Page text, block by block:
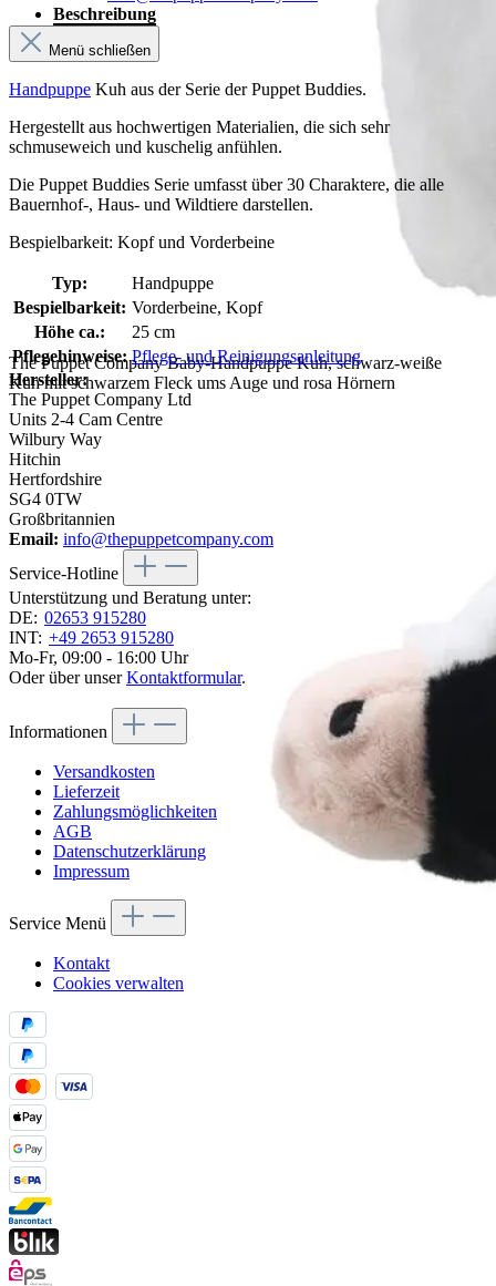
The Puppet Company Baby-Handpuppe Kuh, schwarz-weiße
Kuh mit schwarzem Fleck ums Auge und rosa Hörnern
Beschreibung
Menü schließen
Handpuppe Kuh aus der Serie der Puppet Buddies.
Hergestellt aus hochwertigen Materialien, die sich sehr
schmuseweich und kuschelig anfühlen.
Die Puppet Buddies Serie umfasst über 30 Charaktere, die alle
Bauernhof-, Haus- und Wildtiere darstellen.
Bespielbarkeit: Kopf und Vorderbeine
Typ:
Handpuppe
Bespielbarkeit: Vorderbeine, Kopf
Höhe ca.:
25 cm
Pflegehinweise: Pflege- und Reinigungsanleitung
Hersteller:
The Puppet Company Ltd
Units 2-4 Cam Centre
Wilbury Way
Hitchin
Hertfordshire
SG4 0TW
Großbritannien
Email: info@thepuppetcompany.com
Service-Hotline
Unterstützung und Beratung unter:
DE: 02653 915280
INT: +49 2653 915280
Mo-Fr, 09:00 - 16:00 Uhr
Oder über unserKontaktformular.
Informationen
Versandkosten
Lieferzeit
Zahlungsmöglichkeiten
AGB
Datenschutzerklärung
Impressum
Service Menü
Kontakt
Cookies verwalten